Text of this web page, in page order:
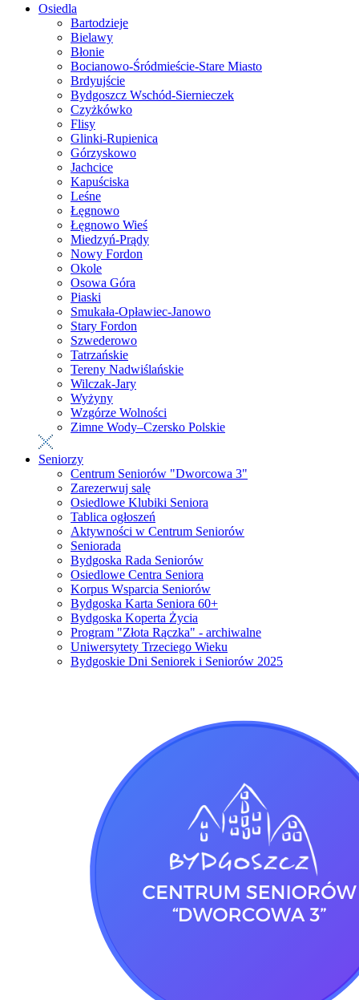
Osiedla
Bartodzieje
Bielawy
Błonie
Bocianowo-Śródmieście-Stare Miasto
Brdyujście
Bydgoszcz Wschód-Siernieczek
Czyżkówko
Flisy
Glinki-Rupienica
Górzyskowo
Jachcice
Kapuściska
Leśne
Łęgnowo
Łęgnowo Wieś
Miedzyń-Prądy
Nowy Fordon
Okole
Osowa Góra
Piaski
Smukała-Opławiec-Janowo
Stary Fordon
Szwederowo
Tatrzańskie
Tereny Nadwiślańskie
Wilczak-Jary
Wyżyny
Wzgórze Wolności
Zimne Wody–Czersko Polskie
Seniorzy
Centrum Seniorów "Dworcowa 3"
Zarezerwuj salę
Osiedlowe Klubiki Seniora
Tablica ogłoszeń
Aktywności w Centrum Seniorów
Seniorada
Bydgoska Rada Seniorów
Osiedlowe Centra Seniora
Korpus Wsparcia Seniorów
Bydgoska Karta Seniora 60+
Bydgoska Koperta Życia
Program "Złota Rączka" - archiwalne
Uniwersytety Trzeciego Wieku
Bydgoskie Dni Seniorek i Seniorów 2025